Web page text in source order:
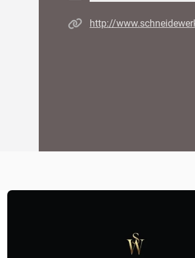
Homepage
http://